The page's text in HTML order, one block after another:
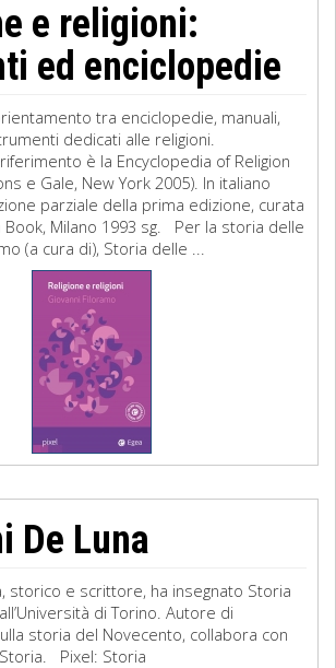
e religioni:
ed enciclopedie
tra enciclopedie, manuali,
dedicati alle religioni.
è la Encyclopedia of Religion
e Gale, New York 2005). In italiano
parziale della prima edizione, curata
Book, Milano 1993 sg. Per la storia delle
(a cura di), Storia delle ...
De Luna
storico e scrittore, ha insegnato Storia
di Torino. Autore di
storia del Novecento, collabora con
Pixel: Storia